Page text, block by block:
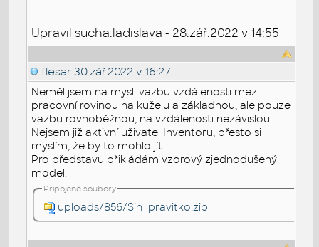
Upravil sucha.ladislava - 28.zář.2022 v 14:55
flesar 30.zář.2022 v 16:27
Neměl jsem na mysli vazbu vzdálenosti mezi
pracovní rovinou na kuželu a základnou, ale pouze
vazbu rovnoběžnou, na vzdálenosti nezávislou.
Nejsem již aktivní uživatel Inventoru, přesto si
myslím, že by to mohlo jít.
Pro představu přikládám vzorový zjednodušený
model.
Připojené soubory
uploads/856/Sin_pravitko.zip